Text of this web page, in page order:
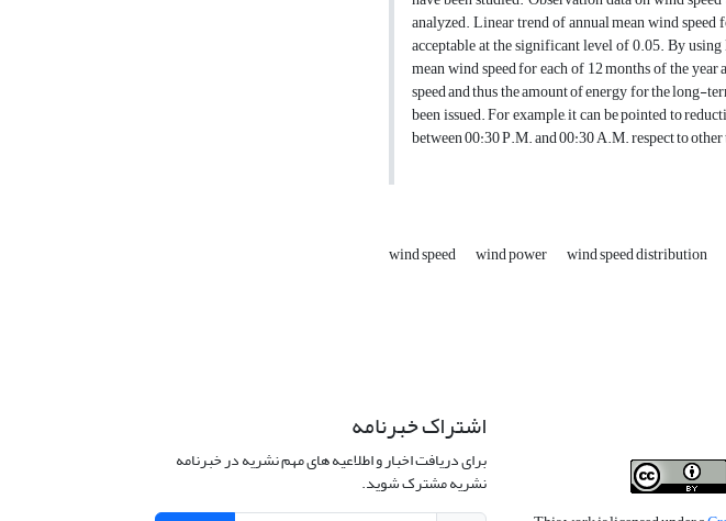
analyzed. Linear trend of annual mean wind speed
acceptable at the significant level of 0.05. By
mean wind speed for each of 12 months of the
speed and thus the amount of energy for the long-
been issued. For example, it can be pointed to
between 00:30 P.M. and 00:30 A.M. respect to
wind speed wind power wind speed distribution
اشتراک خبرنامه
برای دریافت اخبار و اطلاعیه های مهم نشریه در خبرنامه
نشریه مشترک شوید.